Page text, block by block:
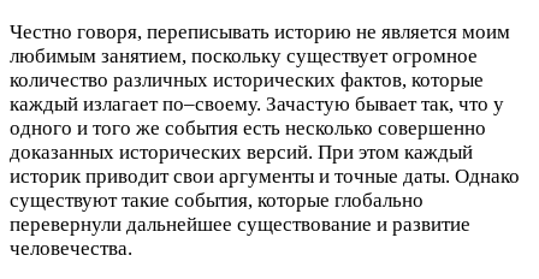
Честно говоря, переписывать историю не является моим
любимым занятием, поскольку существует огромное
количество различных исторических фактов, которые
каждый излагает по–своему. Зачастую бывает так, что у
одного и того же события есть несколько совершенно
доказанных исторических версий. При этом каждый
историк приводит свои аргументы и точные даты. Однако
существуют такие события, которые глобально
перевернули дальнейшее существование и развитие
человечества.